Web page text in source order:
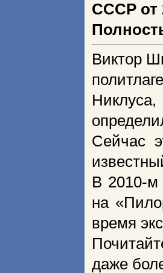
СССР от
Виктор
Сейчас
В 2010-м
на
время
даже